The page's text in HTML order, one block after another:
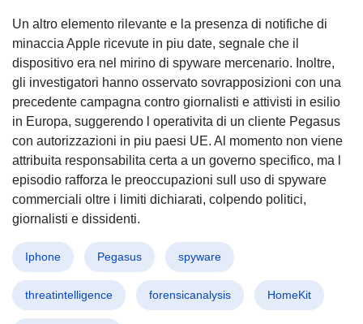
Un altro elemento rilevante e la presenza di notifiche di
minaccia Apple ricevute in piu date, segnale che il
dispositivo era nel mirino di spyware mercenario. Inoltre,
gli investigatori hanno osservato sovrapposizioni con una
precedente campagna contro giornalisti e attivisti in esilio
in Europa, suggerendo l operativita di un cliente Pegasus
con autorizzazioni in piu paesi UE. Al momento non viene
attribuita responsabilita certa a un governo specifico, ma l
episodio rafforza le preoccupazioni sull uso di spyware
commerciali oltre i limiti dichiarati, colpendo politici,
giornalisti e dissidenti.
Iphone Pegasus spyware
threatintelligence forensicanalysis HomeKit